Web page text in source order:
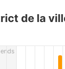
de la